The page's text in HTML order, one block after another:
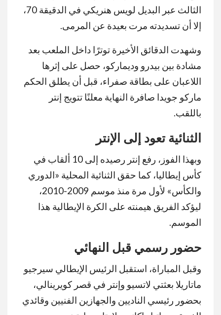
الثالث عبر البديل لويس هنريكي في الدقيقة 70،
إلا أن تسديدته مرت بعيدة عن المرمى.
وشهدت الدقائق الأخيرة توترًا داخل الملعب بعد
مشادة بين بيدرو وديماركو، حصل على إثرها
اللاعبان على بطاقة صفراء، قبل أن يطلق الحكم
ماركو جويدا صافرة النهاية معلنًا تتويج إنتر
باللقب.
الثنائية تعود إلى الإنتر
وبهذا الفوز، رفع إنتر رصيده إلى 10 ألقاب في
كأس إيطاليا، كما حقق الثنائية المحلية «الدوري
والكأس» لأول مرة منذ موسم 2009-2010،
ليؤكد الفريق هيمنته على الكرة الإيطالية هذا
الموسم.
حضور رسمي قبل النهائي
وقبل المباراة، استقبل الرئيس الإيطالي سيرجيو
ماتاريلا بعثتي لاتسيو وإنتر في قصر كويرينالي،
بحضور رئيسي الناديين والجهازين الفنيين وقائدي